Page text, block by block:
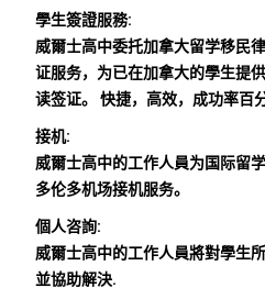
學生簽證服務:
威爾士高中委托加拿大留学移民
证服务，为已在加拿大的學生提
读签证。 快捷，高效，成功率百分
接机:
威爾士高中的工作人員为国际留
多伦多机场接机服务。
個人咨詢:
威爾士高中的工作人員將對學生
並協助解決.